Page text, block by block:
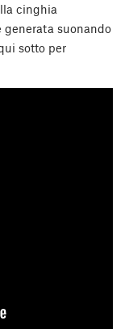
cinghia
generata suonando
sotto per